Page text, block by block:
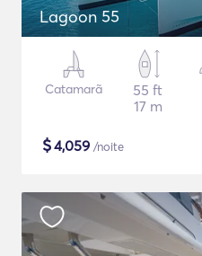
Lagoon 55
Catamarã
55 ft
17 m
$4,059 /noite